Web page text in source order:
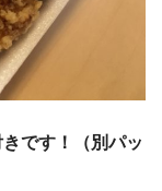
です！（別パッ